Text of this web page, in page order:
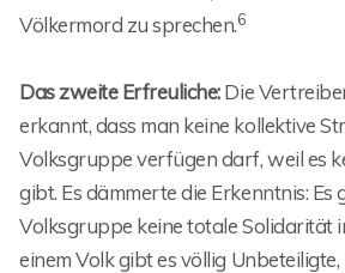
Völkermord zu sprechen.6
Das zweite Erfreuliche:Die
erkannt, dass man keine kollektive
Volksgruppe verfügen darf, weil es
gibt. Es dämmerte die Erkenntnis: Es
Volksgruppe keine totale Solidarität
einem Volk gibt es völlig